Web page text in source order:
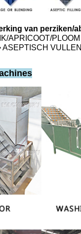
van perziken/
APRICOOT/